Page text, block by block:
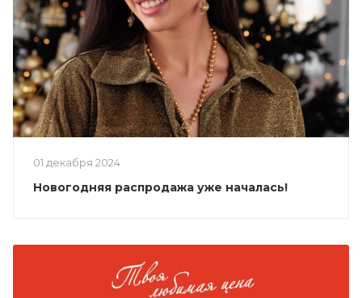
01 декабря 2024
Новогодняя распродажа уже началась!